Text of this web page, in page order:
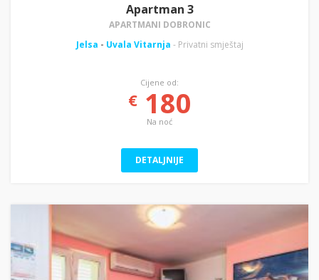
Apartman 3
APARTMANI DOBRONIC
Jelsa - Uvala Vitarnja - Privatni smještaj
Cijene od:
€180
Na noć
DETALJNIJE